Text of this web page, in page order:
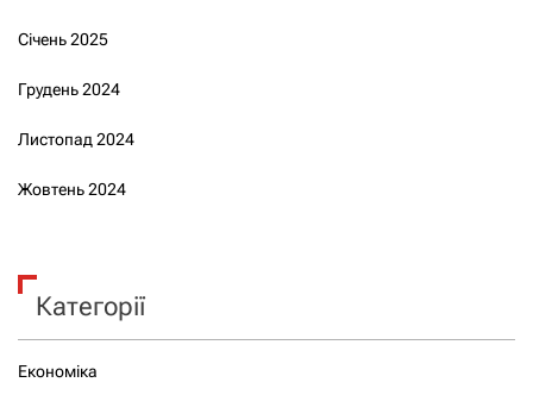
Січень 2025
Грудень 2024
Листопад 2024
Жовтень 2024
Категорії
Економіка